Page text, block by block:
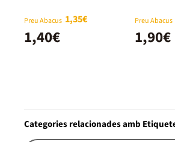
Preu Abacus 1,35€
1,40€
Preu Abacus
1,90€
Categories relacionades amb